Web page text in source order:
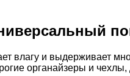
влагу и выдерживает
органайзеры и чехлы,